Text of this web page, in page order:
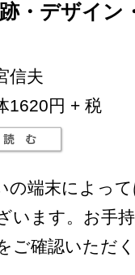
・デザイン
信夫
1620円 + 税
の端末によっ
います。お手
ご確認いただ